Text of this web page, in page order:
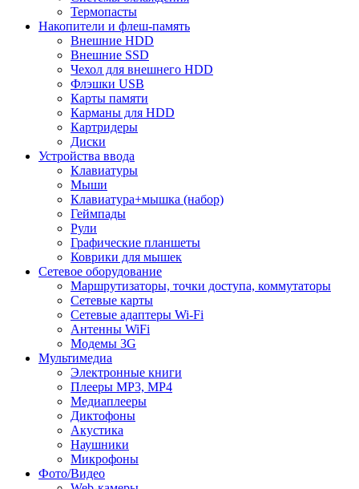
Термопасты
Накопители и флеш-память
Внешние HDD
Внешние SSD
Чехол для внешнего HDD
Флэшки USB
Карты памяти
Карманы для HDD
Картридеры
Диски
Устройства ввода
Клавиатуры
Мыши
Клавиатура+мышка (набор)
Геймпады
Рули
Графические планшеты
Коврики для мышек
Сетевое оборудование
Маршрутизаторы, точки доступа, коммутаторы
Сетевые карты
Сетевые адаптеры Wi-Fi
Антенны WiFi
Модемы 3G
Мультимедиа
Электронные книги
Плееры MP3, MP4
Медиаплееры
Диктофоны
Акустика
Наушники
Микрофоны
Фото/Видео